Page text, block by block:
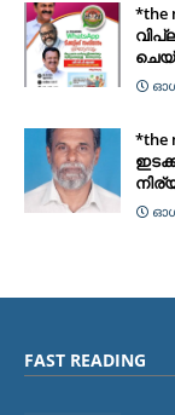
*the
*the
FAST READING